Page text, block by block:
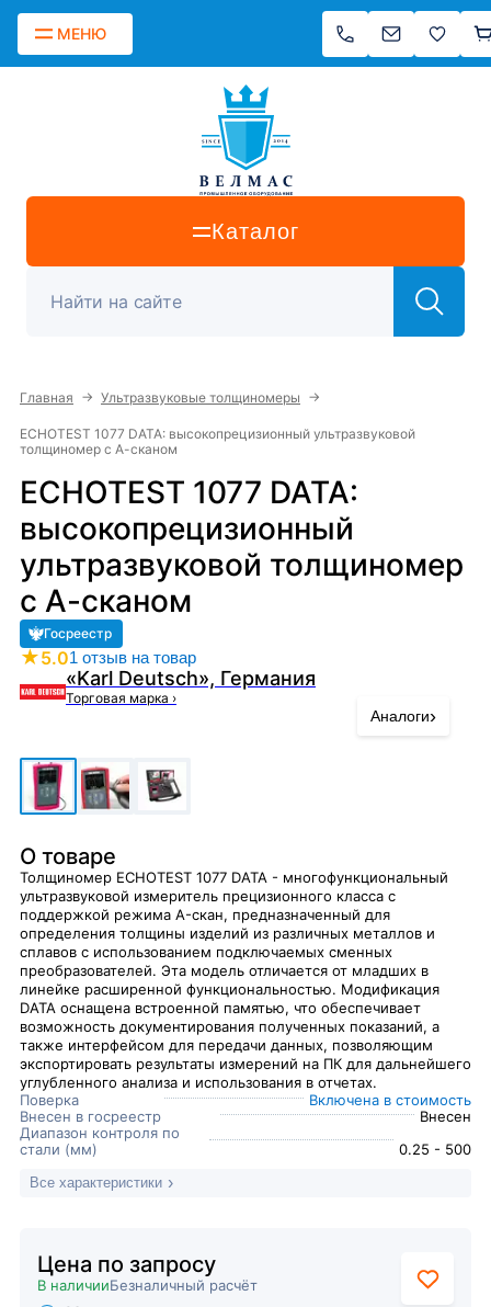
МЕНЮ
Каталог
Главная → Ультразвуковые толщиномеры →
ECHOTEST 1077 DATA: высокопрецизионный ультразвуковой
толщиномер с А-сканом
ECHOTEST 1077 DATA:
высокопрецизионный
ультразвуковой толщиномер
с А-сканом
Госреестр
★5.01 отзыв на товар
«Karl Deutsch», Германия
Торговая марка ›
Аналоги›
О товаре
Толщиномер ECHOTEST 1077 DATA - многофункциональный
ультразвуковой измеритель прецизионного класса с
поддержкой режима A-скан, предназначенный для
определения толщины изделий из различных металлов и
сплавов с использованием подключаемых сменных
преобразователей. Эта модель отличается от младших в
линейке расширенной функциональностью. Модификация
DATA оснащена встроенной памятью, что обеспечивает
возможность документирования полученных показаний, а
также интерфейсом для передачи данных, позволяющим
экспортировать результаты измерений на ПК для дальнейшего
углубленного анализа и использования в отчетах.
Поверка
Включена в стоимость
Внесен в госреестр
Внесен
Диапазон контроля по
стали (мм)
0.25 - 500
Все характеристики
Цена по запросу
В наличииБезналичный расчёт